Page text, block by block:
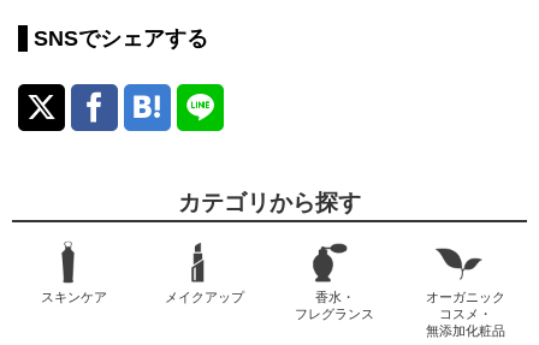
SNSでシェアする
カテゴリから探す
スキンケア メイクアップ
香水・
フレグランス
オーガニック
コスメ・
無添加化粧品